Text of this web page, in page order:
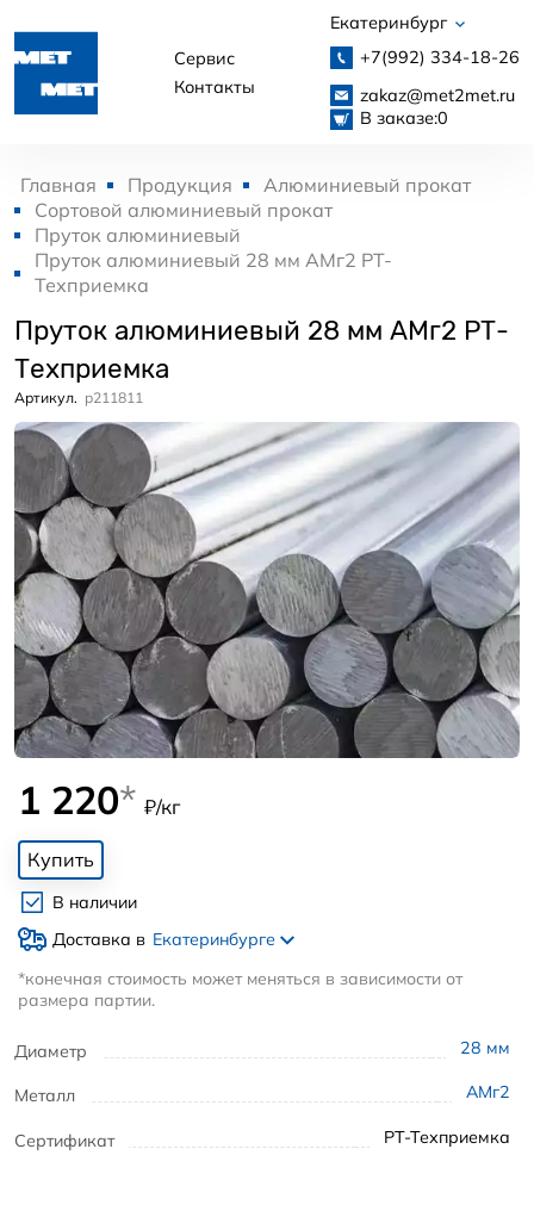
Сервис
Контакты
Екатеринбург
+7(992) 334-18-26
zakaz@met2met.ru
В заказе:0
Главная Продукция
Алюминиевый прокат
Сортовой алюминиевый прокат
Пруток алюминиевый
Пруток алюминиевый 28 мм АМг2 РТ-
Техприемка
Пруток алюминиевый 28 мм АМг2 РТ-
Техприемка
Артикул. p211811
Диаметр 28 мм
Металл АМг2
Сертификат РТ-Техприемка
1 220* ₽/кг
Купить
В наличии
Доставка в Екатеринбурге
*конечная стоимость может меняться в зависимости от
размера партии.